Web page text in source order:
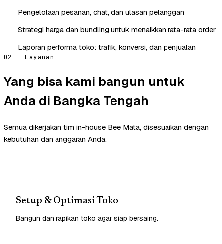
Pengelolaan pesanan, chat, dan ulasan pelanggan
Strategi harga dan bundling untuk menaikkan rata-rata order
Laporan performa toko: trafik, konversi, dan penjualan
02 — Layanan
Yang bisa kami bangun untuk
Anda di Bangka Tengah
Semua dikerjakan tim in-house Bee Mata, disesuaikan dengan
kebutuhan dan anggaran Anda.
Setup & Optimasi Toko
Bangun dan rapikan toko agar siap bersaing.